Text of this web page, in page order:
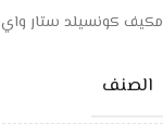
مكيف كونسيلد ستار واي 32800 وحدة – بارد
الصنف